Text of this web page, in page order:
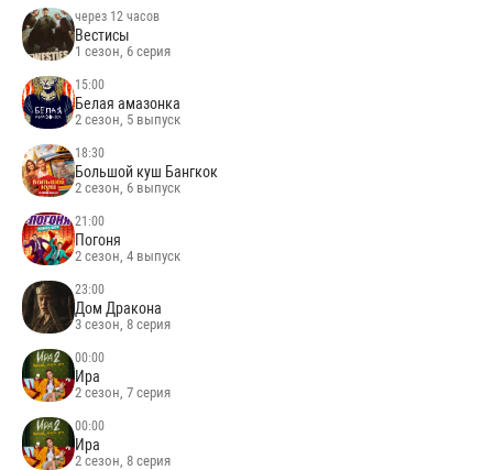
через 12 часов
Вестисы
1 сезон, 6 серия
15:00
Белая амазонка
2 сезон, 5 выпуск
18:30
Большой куш Бангкок
2 сезон, 6 выпуск
21:00
Погоня
2 сезон, 4 выпуск
23:00
Дом Дракона
3 сезон, 8 серия
00:00
Ира
2 сезон, 7 серия
00:00
Ира
2 сезон, 8 серия